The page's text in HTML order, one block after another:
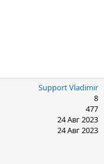
Support Vladimir
8
477
24 Авг 2023
24 Авг 2023